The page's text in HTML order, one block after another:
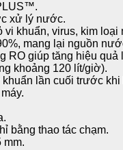
xử lý nước.
vi khuẩn, virus, kim
mang lại nguồn
RO giúp tăng hiệu quả
khoảng 120 lít/giờ).
lần cuối trước
bằng thao tác chạm.
mm.